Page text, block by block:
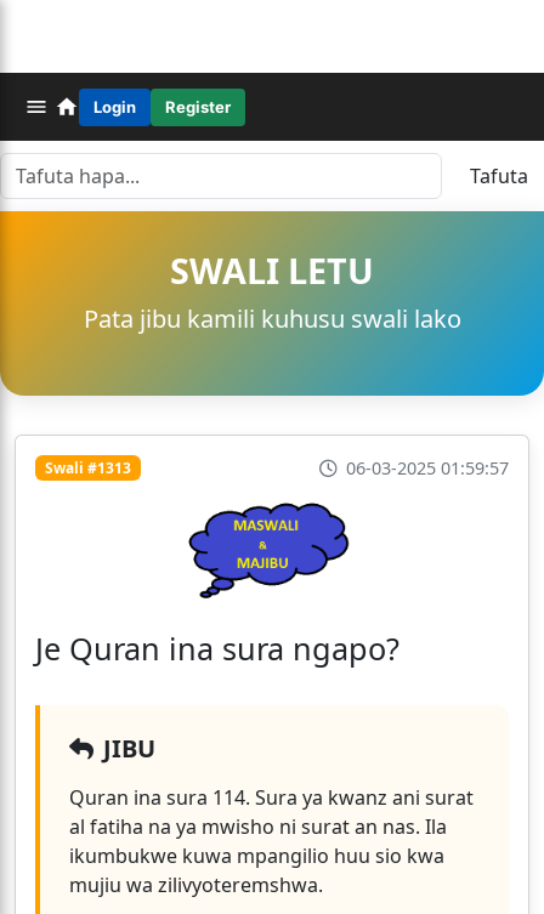
Login Register
Tafuta
SWALI LETU
Pata jibu kamili kuhusu swali lako
Swali #1313 06-03-2025 01:59:57
Je Quran ina sura ngapo?
JIBU
Quran ina sura 114. Sura ya kwanz ani surat
al fatiha na ya mwisho ni surat an nas. Ila
ikumbukwe kuwa mpangilio huu sio kwa
mujiu wa zilivyoteremshwa.